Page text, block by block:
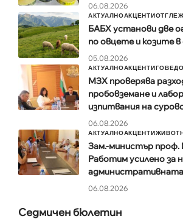
06.08.2026
АКТУАЛНОАКЦЕНТИ
БАБХ установи две
по овцете и козите в
05.08.2026
АКТУАЛНОАКЦЕНТИ
МЗХ проверява
пробовземане и
изпитвания на
06.08.2026
АКТУАЛНОАКЦЕНТИ
Зам.-министър проф.
Работим усилено за
06.08.2026
Седмичен бюлетин